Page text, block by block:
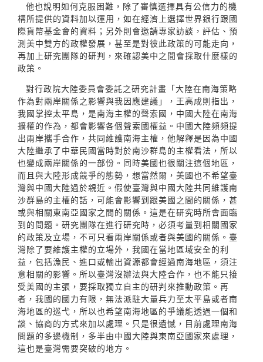
他也說明如何克服困難，除了審慎選擇具有公信力的機
構所提供的資料加以運用，如在經濟上選擇世界銀行跟國
際貨幣基金會的資料；另外則會邀請專家訪談，評估、預
測美中雙方的政權發展，甚至是對彼此政策的可能走向，
再加上研究團隊的研判，來確認美中之間會採取什麼樣的
政策。
對行政院大陸委員會委託之研究計畫「大陸在南海策略
作為對兩岸關係之影響與我因應建議」，王高成則指出，
我國掌控太平島，是南海主權的聲索國，中國大陸在南海
擴權的作為，都會影響各個聲索國權益。中國大陸頻頻提
出兩岸攜手合作，共同維護南海主權，他解釋是因為中國
大陸繼承了中華民國當時對於南沙群島的主權看法，所以
也變成兩岸關係的一部份。同時美國也很關注這個地區，
而且與大陸形成競爭的態勢，想當然爾，美國也不希望臺
灣與中國大陸過於親近。假使臺灣與中國大陸共同維護南
沙群島的主權的話，可能會影響到跟美國之間的關係，甚
或與相關東南亞國家之間的關係。這是在研究時所會面臨
到的問題。研究團隊在進行研究時，必須考量到相關國家
的政策及立場，不可只看兩岸關係或者與美國的關係。臺
灣除了要維護主權的立場外，我國在當地區域安全的利
益，包括漁民、進口或輸出資源都會經過南海地區，須注
意相關的影響。所以臺灣沒辦法與大陸合作，也不能只接
受美國的主張，要採取獨立自主的研判來推動政策。再
者，我國的國力有限，無法派駐大量兵力至太平島或者南
海地區的巡弋，所以也希望南海地區的爭議能透過一個和
談、協商的方式來加以處理。只是很遺憾，目前處理南海
問題的多邊機制，多半由中國大陸與東南亞國家來處理，
這也是臺灣需要突破的地方。